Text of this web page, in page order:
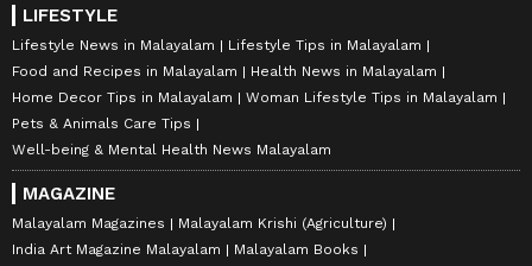
LIFESTYLE
Lifestyle News in Malayalam
Lifestyle Tips in Malayalam
Food and Recipes in Malayalam
Health News in Malayalam
Home Decor Tips in Malayalam
Woman Lifestyle Tips in Malayalam
Pets & Animals Care Tips
Well-being & Mental Health News Malayalam
MAGAZINE
Malayalam Magazines
Malayalam Krishi (Agriculture)
India Art Magazine Malayalam
Malayalam Books